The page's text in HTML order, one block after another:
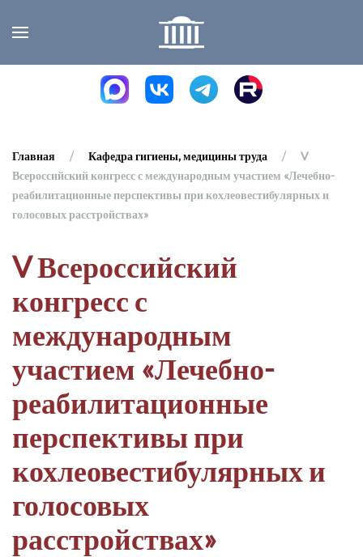
Skip to main content
Главная Кафедра гигиены, медицины труда
V
Всероссийский конгресс с международным участием «Лечебно-
реабилитационные перспективы при кохлеовестибулярных и
голосовых расстройствах»
V Всероссийский
конгресс с
международным
участием «Лечебно-
реабилитационные
перспективы при
кохлеовестибулярных и
голосовых
расстройствах»